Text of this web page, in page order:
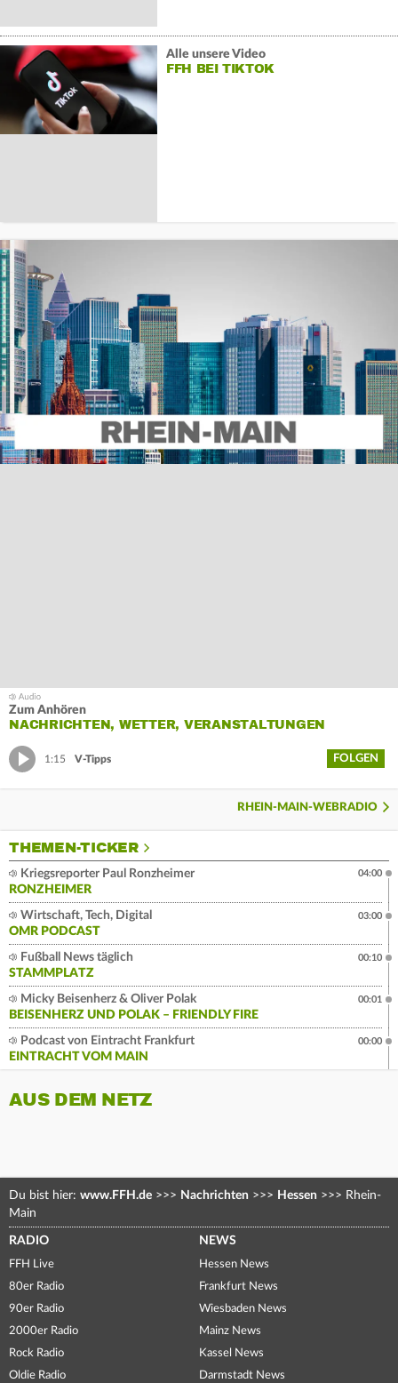
Alle unsere Video
FFH BEI TIKTOK
Zum Anhören
NACHRICHTEN, WETTER, VERANSTALTUNGEN
1:15 V-Tipps FOLGEN
RHEIN-MAIN-WEBRADIO
THEMEN-TICKER
Kriegsreporter Paul Ronzheimer
RONZHEIMER
04:00
Wirtschaft, Tech, Digital
OMR PODCAST
03:00
Fußball News täglich
STAMMPLATZ
00:10
Micky Beisenherz & Oliver Polak
BEISENHERZ UND POLAK – FRIENDLY FIRE
00:01
Podcast von Eintracht Frankfurt
EINTRACHT VOM MAIN
00:00
AUS DEM NETZ
Du bist hier: www.FFH.de >>> Nachrichten >>> Hessen >>> Rhein-
Main
RADIO
FFH Live
80er Radio
90er Radio
2000er Radio
Rock Radio
Oldie Radio
NEWS
Hessen News
Frankfurt News
Wiesbaden News
Mainz News
Kassel News
Darmstadt News